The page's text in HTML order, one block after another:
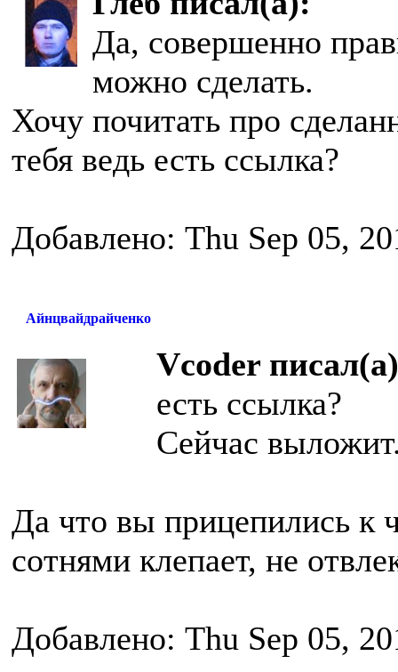
Да, совершенно
можно сделать.
Хочу почитать про
тебя ведь есть ссылка?
Добавлено: Thu Sep 05,
Айнцвайдрайченко
Vcoder
есть ссылка?
Сейчас
Да что вы прицепились к
сотнями клепает, не
Добавлено: Thu Sep 05,